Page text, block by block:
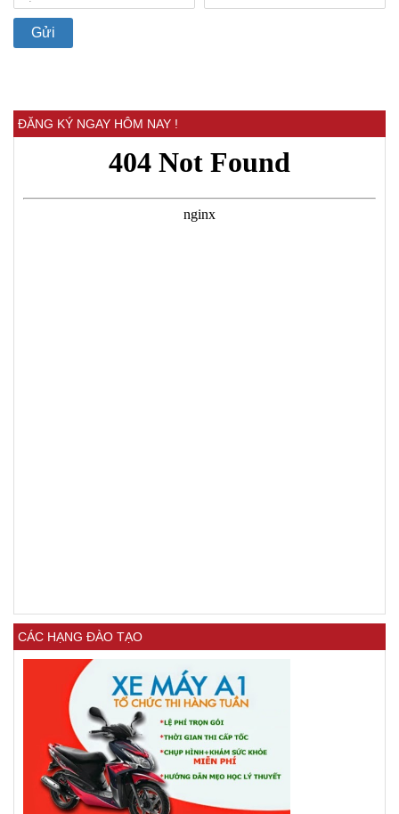
ĐĂNG KÝ NGAY HÔM NAY !
CÁC HẠNG ĐÀO TẠO